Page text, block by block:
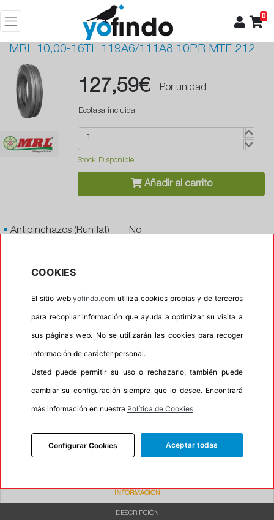
0
MRL 10,00-16TL 119A6/111A8 10PR MTF 212
127,59€ Por unidad
Ecotasa incluida.
Stock Disponible
Añadir al carrito
•Antipinchazos (Runflat) No
Autosellante de pinchazos
Espuma antiruido
No
Banda blanca No
No
Calidad BUDGET
P.O.R. No
Oportunidad No
INFORMACIÓN
DESCRIPCIÓN
COOKIES
El sitio webyofindo.com utiliza cookies propias y de terceros
para recopilar información que ayuda a optimizar su visita a
sus páginas web. No se utilizarán las cookies para recoger
información de carácter personal.
Usted puede permitir su uso o rechazarlo, también puede
cambiar su configuración siempre que lo desee. Encontrará
más información en nuestra Política de Cookies
Configurar Cookies Aceptar todas